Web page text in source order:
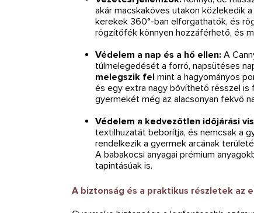
akár macskaköves utakon közlekedik
kerekek 360°-ban elforgathatók, és
rögzítőfék könnyen hozzáférhető, és
Védelem a nap és a hő ellen: A
túlmelegedését a forró, napsütéses
melegszik fel mint a hagyományos
és egy extra nagy bővíthető résszel is
gyermekét még az alacsonyan fekvő
Védelem a kedvezőtlen időjárási
textilhuzatát beborítja, és nemcsak a
rendelkezik a gyermek arcának
A babakocsi anyagai prémium
tapintásúak is.
A biztonság és a praktikus részletek az